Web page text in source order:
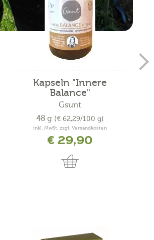
Kapseln "Innere
Balance"
Gsunt
48 g (€ 62,29/100 g)
inkl. MwSt. zzgl. Versandkosten
€ 29,90